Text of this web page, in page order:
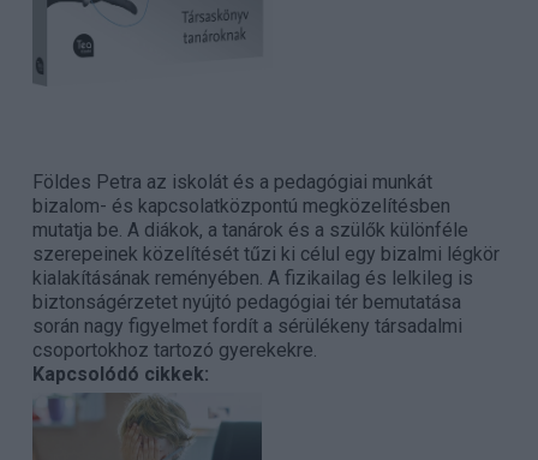
Földes Petra az iskolát és a pedagógiai munkát
bizalom- és kapcsolatközpontú megközelítésben
mutatja be. A diákok, a tanárok és a szülők különféle
szerepeinek közelítését tűzi ki célul egy bizalmi légkör
kialakításának reményében. A fizikailag és lelkileg is
biztonságérzetet nyújtó pedagógiai tér bemutatása
során nagy figyelmet fordít a sérülékeny társadalmi
csoportokhoz tartozó gyerekekre.
Kapcsolódó cikkek: